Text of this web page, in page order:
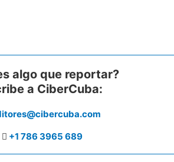
algo que reportar?
a CiberCuba:
+1 786 3965 689